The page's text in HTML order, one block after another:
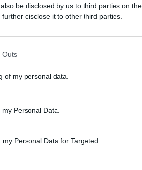
be disclosed by us to third parties on the
further disclose it to other third parties.
Outs
of my personal data.
Personal Data.
Personal Data for Targeted
πρώτη φορά μπροστά